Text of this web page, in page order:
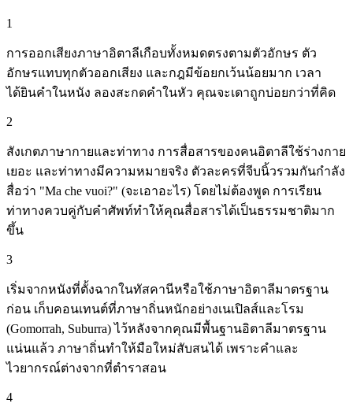
1
การออกเสียงภาษาอิตาลีเกือบทั้งหมดตรงตามตัวอักษร ตัว
อักษรแทบทุกตัวออกเสียง และกฎมีข้อยกเว้นน้อยมาก เวลา
ได้ยินคำในหนัง ลองสะกดคำในหัว คุณจะเดาถูกบ่อยกว่าที่คิด
2
สังเกตภาษากายและท่าทาง การสื่อสารของคนอิตาลีใช้ร่างกาย
เยอะ และท่าทางมีความหมายจริง ตัวละครที่จีบนิ้วรวมกันกำลัง
สื่อว่า "Ma che vuoi?" (จะเอาอะไร) โดยไม่ต้องพูด การเรียน
ท่าทางควบคู่กับคำศัพท์ทำให้คุณสื่อสารได้เป็นธรรมชาติมาก
ขึ้น
3
เริ่มจากหนังที่ตั้งฉากในทัสคานีหรือใช้ภาษาอิตาลีมาตรฐาน
ก่อน เก็บคอนเทนต์ที่ภาษาถิ่นหนักอย่างเนเปิลส์และโรม
(Gomorrah, Suburra) ไว้หลังจากคุณมีพื้นฐานอิตาลีมาตรฐาน
แน่นแล้ว ภาษาถิ่นทำให้มือใหม่สับสนได้ เพราะคำและ
ไวยากรณ์ต่างจากที่ตำราสอน
4